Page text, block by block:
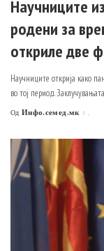
Научниците
родени за
откриле две
Научниците открија како
во тој период.
Posted
Од Инфо.семед.мк .